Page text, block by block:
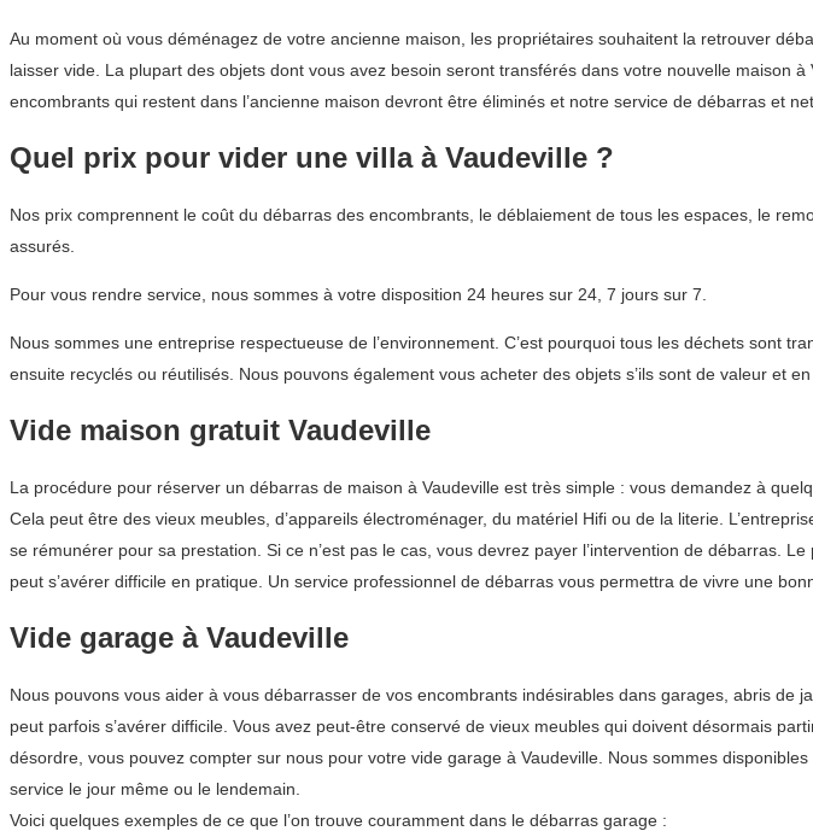
Au moment où vous déménagez de votre ancienne maison, les propriétaires souhaitent la retrouver
laisser vide. La plupart des objets dont vous avez besoin seront transférés dans votre nouvelle maison
encombrants qui restent dans l’ancienne maison devront être éliminés et notre service de débarras et
Quel prix pour vider une villa à Vaudeville ?
Nos prix comprennent le coût du débarras des encombrants, le déblaiement de tous les espaces, le
assurés.
Pour vous rendre service, nous sommes à votre disposition 24 heures sur 24, 7 jours sur 7.
Nous sommes une entreprise respectueuse de l’environnement. C’est pourquoi tous les déchets sont
ensuite recyclés ou réutilisés. Nous pouvons également vous acheter des objets s’ils sont de valeur et en
Vide maison gratuit Vaudeville
La procédure pour réserver un débarras de maison à Vaudeville est très simple : vous demandez à
Cela peut être des vieux meubles, d’appareils électroménager, du matériel Hifi ou de la literie.
se rémunérer pour sa prestation. Si ce n’est pas le cas, vous devrez payer l’intervention de débarras.
peut s’avérer difficile en pratique. Un service professionnel de débarras vous permettra de vivre une
Vide garage à Vaudeville
Nous pouvons vous aider à vous débarrasser de vos encombrants indésirables dans garages, abris de
peut parfois s’avérer difficile. Vous avez peut-être conservé de vieux meubles qui doivent désormais
désordre, vous pouvez compter sur nous pour votre vide garage à Vaudeville. Nous sommes
service le jour même ou le lendemain.
Voici quelques exemples de ce que l’on trouve couramment dans le débarras garage :